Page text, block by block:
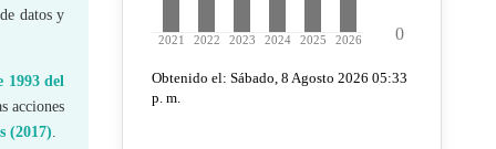
datos y
1993 del
acciones
(2017)